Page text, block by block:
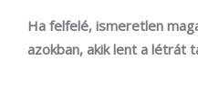
Ha felfelé, ismeretlen
azokban, akik lent a létrát